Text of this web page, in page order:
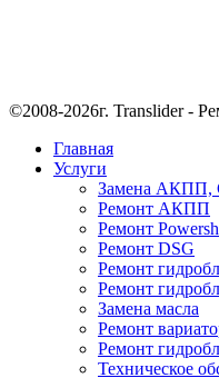
©2008-2026г. Translider -
Главная
Услуги
Замена АКПП,
Ремонт АКПП
Ремонт
Ремонт DSG
Ремонт
Ремонт
Замена масла
Ремонт
Ремонт
Техническое